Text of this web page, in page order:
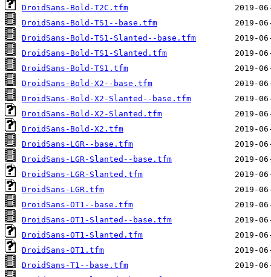
DroidSans-Bold-T2C.tfm
DroidSans-Bold-TS1--base.tfm
DroidSans-Bold-TS1-Slanted--base.tfm
DroidSans-Bold-TS1-Slanted.tfm
DroidSans-Bold-TS1.tfm
DroidSans-Bold-X2--base.tfm
DroidSans-Bold-X2-Slanted--base.tfm
DroidSans-Bold-X2-Slanted.tfm
DroidSans-Bold-X2.tfm
DroidSans-LGR--base.tfm
DroidSans-LGR-Slanted--base.tfm
DroidSans-LGR-Slanted.tfm
DroidSans-LGR.tfm
DroidSans-OT1--base.tfm
DroidSans-OT1-Slanted--base.tfm
DroidSans-OT1-Slanted.tfm
DroidSans-OT1.tfm
DroidSans-T1--base.tfm